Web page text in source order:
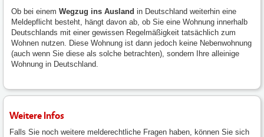
Ob bei einem Wegzug ins Ausland in Deutschland weiterhin eine
Meldepflicht besteht, hängt davon ab, ob Sie eine Wohnung innerhalb
Deutschlands mit einer gewissen Regelmäßigkeit tatsächlich zum
Wohnen nutzen. Diese Wohnung ist dann jedoch keine Nebenwohnung
(auch wenn Sie diese als solche betrachten), sondern Ihre alleinige
Wohnung in Deutschland.
Weitere Infos
Falls Sie noch weitere melderechtliche Fragen haben, können Sie sich